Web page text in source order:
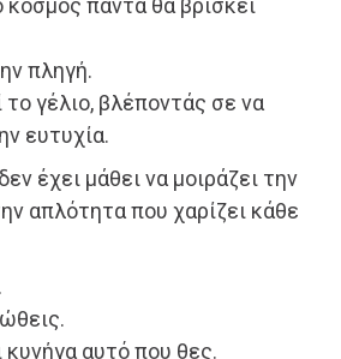
κόσμος πάντα θα βρίσκει
πληγή.
το γέλιο, βλέποντάς σε να
ευτυχία.
έχει μάθει να μοιράζει την
απλότητα που χαρίζει κάθε
αυτό που θες.